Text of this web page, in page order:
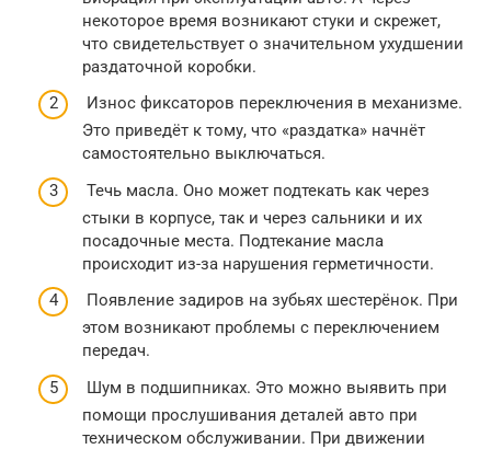
некоторое время возникают стуки и скрежет,
что свидетельствует о значительном ухудшении
раздаточной коробки.
Износ фиксаторов переключения в механизме.
Это приведёт к тому, что «раздатка» начнёт
самостоятельно выключаться.
Течь масла. Оно может подтекать как через
стыки в корпусе, так и через сальники и их
посадочные места. Подтекание масла
происходит из-за нарушения герметичности.
Появление задиров на зубьях шестерёнок. При
этом возникают проблемы с переключением
передач.
Шум в подшипниках. Это можно выявить при
помощи прослушивания деталей авто при
техническом обслуживании. При движении